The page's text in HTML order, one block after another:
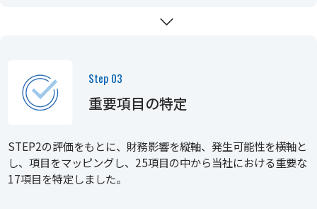
Step 03
重要項目の特定
STEP2の評価をもとに、財務影響を縦軸、発生可能性を横軸と
し、項目をマッピングし、25項目の中から当社における重要な
17項目を特定しました。